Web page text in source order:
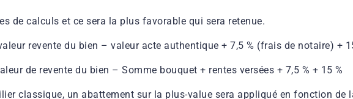
de calculs et ce sera la plus favorable qui sera retenue.
revente du bien – valeur acte authentique + 7,5 % (frais de notaire) +
de revente du bien – Somme bouquet + rentes versées + 7,5 % + 15 %
classique, un abattement sur la plus-value sera appliqué en fonction de